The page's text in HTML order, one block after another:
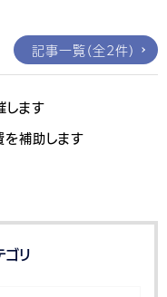
記事一覧（全2件）
します
補助します
ゴリ